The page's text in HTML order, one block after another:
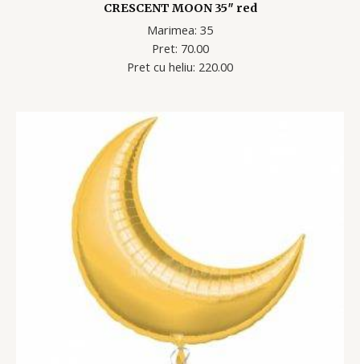
CRESCENT MOON 35″ red
Marimea: 35
Pret: 70.00
Pret cu heliu: 220.00